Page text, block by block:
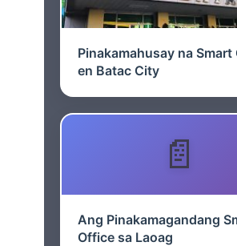
Pinakamahusay na Smart
en Batac City
Ang Pinakamagandang
Office sa Laoag